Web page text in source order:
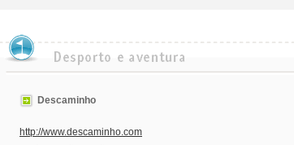
Descaminho
http://www.descaminho.com